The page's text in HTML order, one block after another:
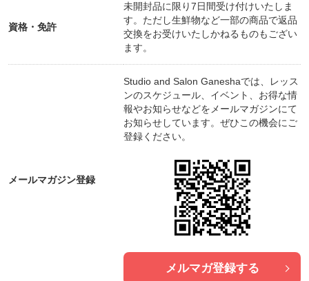
いたという記述が最も古いものとして残っていま
す。
体の７０％を占める水分にボウルの倍音の響きを共
鳴させ、細胞レベルでの滞っているエネルギー
「氣」を流します。「氣」が滞ると心身ともに疲れ
やすく、バランスを崩しがちになります。さらに音
は魂レベルにまで作用するので、本来の自分へと調
整する助けにもなっていきます。
の倍音を浴びていただきます。シンギングボウルの
倍音の周波数が身体の奥、細胞レベルまで働きか
け、深いリラクゼーション効果を得られます。
倍音のシンギングボウルを全身に浴びることによ
り、ゆったりとした気持ちで思考、身体、心のすべ
てをゆるめることが出来ます。
普段なかなか触れる機会のないシンギングボウルの
資格・免許
未開封品に限り7日間受け付けいたしま
す。ただし生鮮物など一部の商品で返品
交換をお受けいたしかねるものもござい
ます。
メールマガジン登録
Studio and Salon Ganeshaでは、レッス
ンのスケジュール、イベント、お得な情
報やお知らせなどをメールマガジンにて
お知らせしています。ぜひこの機会にご
登録ください。
メルマガ登録する